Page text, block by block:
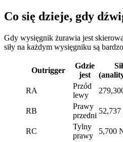
Co się dzieje, gdy
Gdy wysięgnik żurawia jest
siły na każdym wysięgniku są
Outrigger
Gdzie
jest
RA
Przód
lewy
RB
Prawy
przedni
52,737
RC
Tylny
prawy
5,700